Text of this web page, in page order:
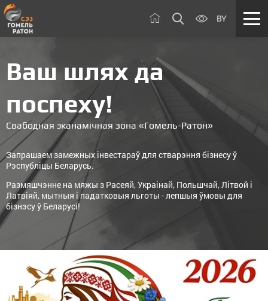
BY
Ваш шлях да
поспеху!
Свабодная эканамічная зона «Гомель-Ратон»
Запрашаем замежных інвестараў для стварэння бізнесу ў
Рэспубліцы Беларусь.
Размяшчэнне на мяжы з Расеяй, Украінай, Польшчай, Літвой і
Латвіяй, мытныя і падатковыя льготы - лепшыя ўмовы для
бізнэсу ў Беларусі!